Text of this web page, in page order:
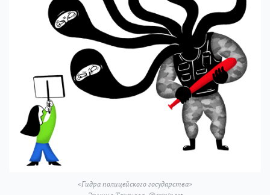
«Гидра полицейского государства»